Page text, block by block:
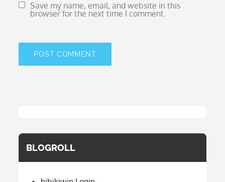
Save my name, email, and website in this
browser for the next time I comment.
BLOGROLL